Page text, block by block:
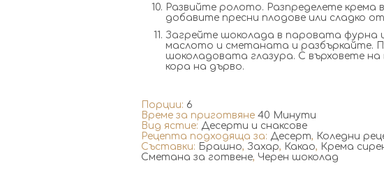
Развийте ролото. Разпределете крема
добавите пресни плодове или сладко
Загрейте шоколада в паровата фурна
маслото и сметаната и разбъркайте.
шоколадовата глазура. С върховете
кора на дърво.
Порции: 6
Време за приготвяне 40 Минути
Вид ястие: Десерти и снаксове
Рецепта подходяща за: Десерт, Коледни
Съставки: Брашно, Захар, Какао, Крема
Сметана за готвене, Черен шоколад